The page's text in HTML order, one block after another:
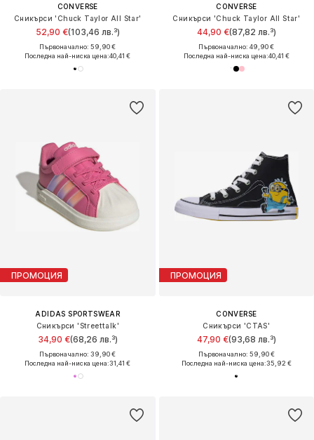
CONVERSE
Сникърси 'Chuck Taylor All Star'
52,90 €(103,46 лв.³)
Първоначално: 59,90 €
Последна най-ниска цена:40,41 €
CONVERSE
Сникърси 'Chuck Taylor All Star'
44,90 €(87,82 лв.³)
Първоначално: 49,90 €
Последна най-ниска цена:40,41 €
ПРОМОЦИЯ
ADIDAS SPORTSWEAR
Сникърси 'Streettalk'
34,90 €(68,26 лв.³)
Първоначално: 39,90 €
Последна най-ниска цена:31,41 €
ПРОМОЦИЯ
CONVERSE
Сникърси 'CTAS'
47,90 €(93,68 лв.³)
Първоначално: 59,90 €
Последна най-ниска цена:35,92 €